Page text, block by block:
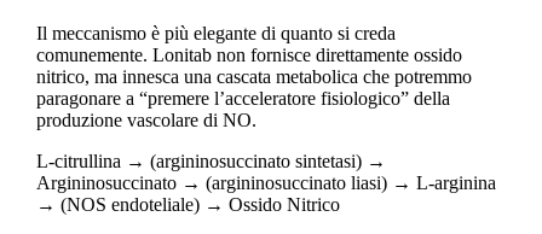
Il meccanismo è più elegante di quanto si creda
comunemente. Lonitab non fornisce direttamente ossido
nitrico, ma innesca una cascata metabolica che potremmo
paragonare a “premere l’acceleratore fisiologico” della
produzione vascolare di NO.
L-citrullina → (argininosuccinato sintetasi) →
Argininosuccinato → (argininosuccinato liasi) → L-arginina
→ (NOS endoteliale) → Ossido Nitrico